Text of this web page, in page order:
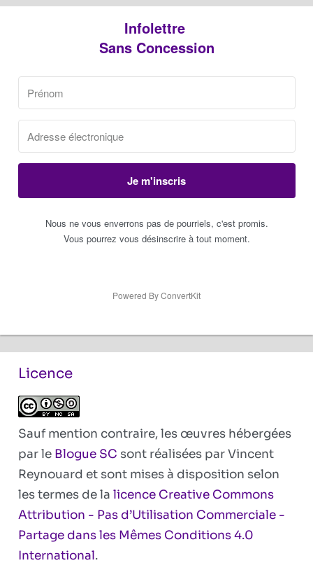
Infolettre
Sans Concession
Je m'inscris
Nous ne vous enverrons pas de pourriels, c'est promis.
Vous pourrez vous désinscrire à tout moment.
Powered By ConvertKit
Licence
Sauf mention contraire, les œuvres hébergées
par le Blogue SC sont réalisées par Vincent
Reynouard et sont mises à disposition selon
les termes de la licence Creative Commons
Attribution - Pas d’Utilisation Commerciale -
Partage dans les Mêmes Conditions 4.0
International.